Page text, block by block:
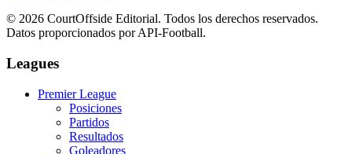
© 2026 CourtOffside Editorial. Todos los derechos reservados.
Datos proporcionados por API-Football.
Leagues
Premier League
Posiciones
Partidos
Resultados
Goleadores